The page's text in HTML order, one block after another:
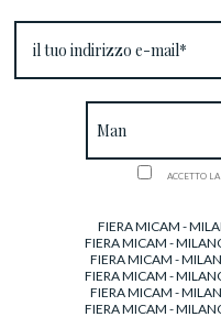
ACCETTO LA
FIERA MICAM -
FIERA MICAM -
FIERA MICAM -
FIERA MICAM -
FIERA MICAM -
FIERA MICAM -